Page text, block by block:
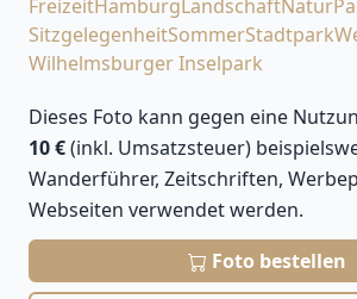
FreizeitHamburgLandschaftNatur
SitzgelegenheitSommerStadtpark
Wilhelmsburger Inselpark
Dieses Foto kann gegen eine
10 €(inkl. Umsatzsteuer)
Wanderführer, Zeitschriften,
Webseiten verwendet werden.
Foto bestellen